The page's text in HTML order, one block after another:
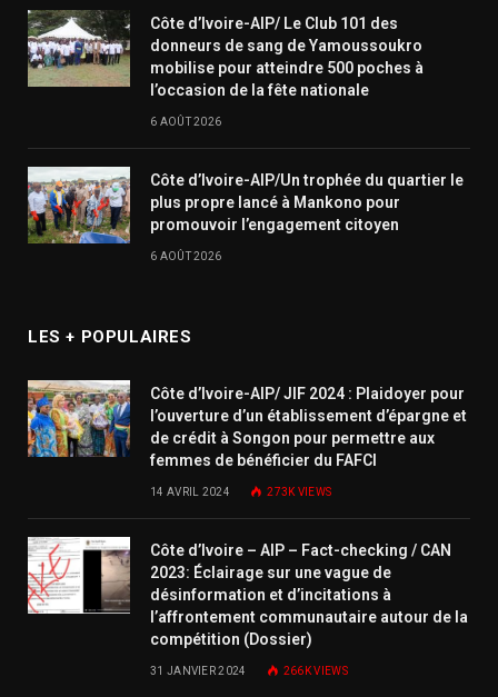
Côte d’Ivoire-AIP/ Le Club 101 des
donneurs de sang de Yamoussoukro
mobilise pour atteindre 500 poches à
l’occasion de la fête nationale
6 AOÛT 2026
Côte d’Ivoire-AIP/Un trophée du quartier le
plus propre lancé à Mankono pour
promouvoir l’engagement citoyen
6 AOÛT 2026
LES + POPULAIRES
Côte d’Ivoire-AIP/ JIF 2024 : Plaidoyer pour
l’ouverture d’un établissement d’épargne et
de crédit à Songon pour permettre aux
femmes de bénéficier du FAFCI
14 AVRIL 2024 273KVIEWS
Côte d’Ivoire – AIP – Fact-checking / CAN
2023: Éclairage sur une vague de
désinformation et d’incitations à
l’affrontement communautaire autour de la
compétition (Dossier)
31 JANVIER 2024 266KVIEWS